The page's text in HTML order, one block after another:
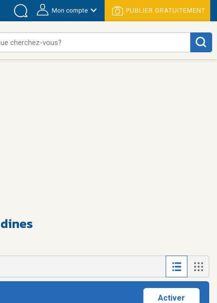
Mon compte PUBLIER GRATUITEMENT
cherchez-vous?
Activer